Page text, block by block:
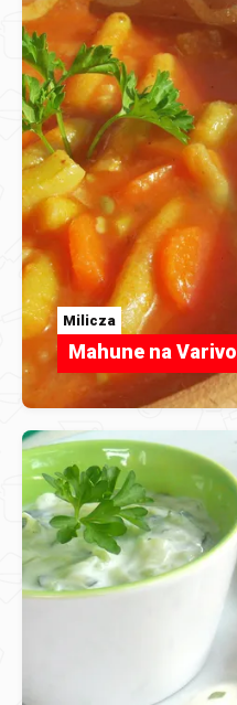
Milicza
Mahune na Varivo